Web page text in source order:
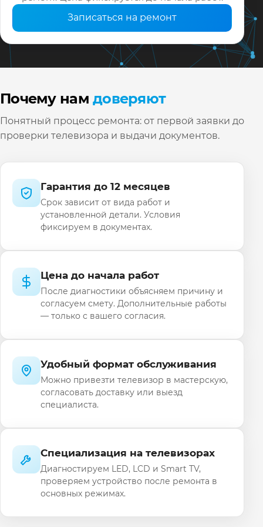
Записаться на ремонт
Почему намдоверяют
Понятный процесс ремонта: от первой заявки до
проверки телевизора и выдачи документов.
Гарантия до 12 месяцев
Срок зависит от вида работ и
установленной детали. Условия
фиксируем в документах.
Цена до начала работ
После диагностики объясняем причину и
согласуем смету. Дополнительные работы
— только с вашего согласия.
Удобный формат обслуживания
Можно привезти телевизор в мастерскую,
согласовать доставку или выезд
специалиста.
Специализация на телевизорах
Диагностируем LED, LCD и Smart TV,
проверяем устройство после ремонта в
основных режимах.